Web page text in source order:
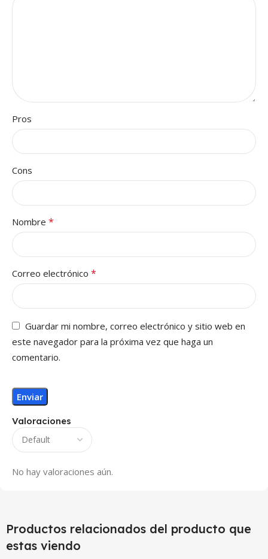
Valoraciones
No hay valoraciones aún.
Pros
Cons
Nombre *
Correo electrónico *
Guardar mi nombre, correo electrónico y sitio web en
este navegador para la próxima vez que haga un
comentario.
Productos relacionados del producto que
estas viendo